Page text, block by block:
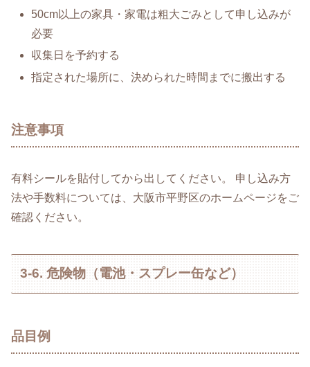
50cm以上の家具・家電は粗大ごみとして申し込みが
必要
収集日を予約する
指定された場所に、決められた時間までに搬出する
注意事項
有料シールを貼付してから出してください。 申し込み方
法や手数料については、大阪市平野区のホームページをご
確認ください。
3-6. 危険物（電池・スプレー缶など）
品目例